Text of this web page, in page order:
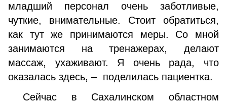
младший персонал очень заботливые,
чуткие, внимательные. Стоит обратиться,
как тут же принимаются меры. Со мной
занимаются на тренажерах, делают
массаж, ухаживают. Я очень рада, что
оказалась здесь, – поделилась пациентка.
Сейчас в Сахалинском областном